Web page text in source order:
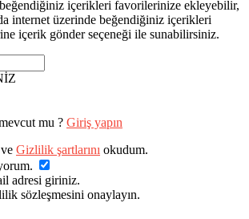
içerikleri favorilerinize ekleyebilir,
internet üzerinde beğendiğiniz içerikleri
içerik gönder seçeneği ile sunabilirsiniz.
mu ? Giriş yapın
ve Gizlilik şartlarını okudum.
adresi giriniz.
sözleşmesini onaylayın.